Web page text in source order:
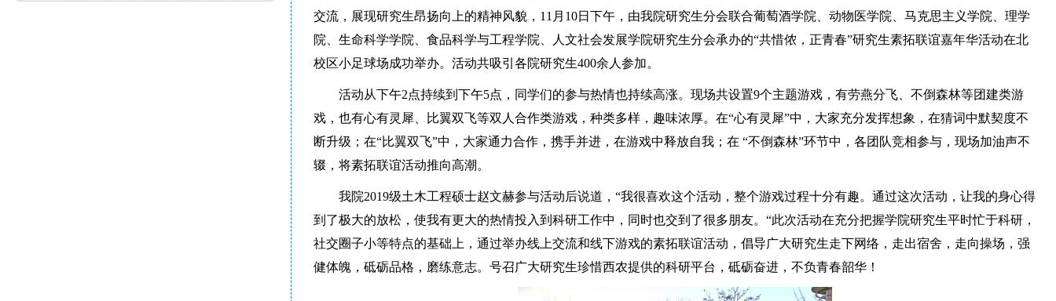
交流，展现研究生昂扬向上的精神风貌，11月10日下午，由我院研究生分会联合葡萄酒学院、动物医学院、马克思主义学院、理学
院、生命科学学院、食品科学与工程学院、人文社会发展学院研究生分会承办的“共惜侬，正青春”研究生素拓联谊嘉年华活动在北
校区小足球场成功举办。活动共吸引各院研究生400余人参加。
活动从下午2点持续到下午5点，同学们的参与热情也持续高涨。现场共设置9个主题游戏，有劳燕分飞、不倒森林等团建类游
戏，也有心有灵犀、比翼双飞等双人合作类游戏，种类多样，趣味浓厚。在“心有灵犀”中，大家充分发挥想象，在猜词中默契度不
断升级；在“比翼双飞”中，大家通力合作，携手并进，在游戏中释放自我；在 “不倒森林”环节中，各团队竞相参与，现场加油声不
辍，将素拓联谊活动推向高潮。
我院2019级土木工程硕士赵文赫参与活动后说道，“我很喜欢这个活动，整个游戏过程十分有趣。通过这次活动，让我的身心得
到了极大的放松，使我有更大的热情投入到科研工作中，同时也交到了很多朋友。“此次活动在充分把握学院研究生平时忙于科研，
社交圈子小等特点的基础上，通过举办线上交流和线下游戏的素拓联谊活动，倡导广大研究生走下网络，走出宿舍，走向操场，强
健体魄，砥砺品格，磨练意志。号召广大研究生珍惜西农提供的科研平台，砥砺奋进，不负青春韶华！